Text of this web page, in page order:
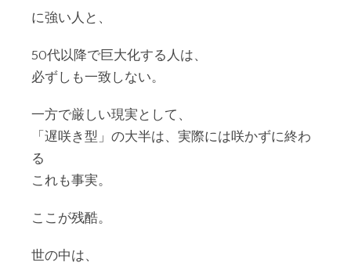
に強い人と、
50代以降で巨大化する人は、
必ずしも一致しない。
一方で厳しい現実として、
「遅咲き型」の大半は、実際には咲かずに終わ
る
これも事実。
ここが残酷。
世の中は、